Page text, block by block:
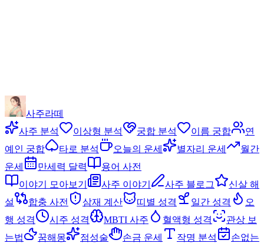
사주라떼
사주 분석
이상형 분석 궁합 분석 이름 궁합
연
예인 궁합
타로 분석 오늘의 운세 별자리 운세
월간
운세
만세력 달력
용어 사전
이야기 모아보기
사주 이야기 사주 블로그
신살 해
설
합충 사전 삼재 계산 띠별 성격 일간 성격
오
행 성격
시주 성격 MBTI 사주 혈액형 성격
관상 보
는법
꿈해몽 점성술 손금 운세 작명 분석
손없는